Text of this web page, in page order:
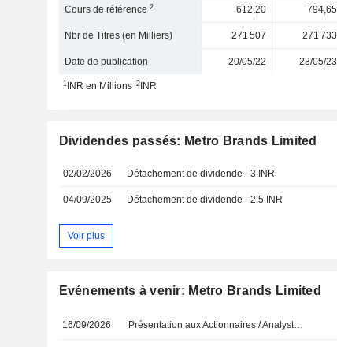
Cours de référence2 612,20 794,65
Nbr de Titres (en Milliers) 271 507 271 733
Date de publication 20/05/22 23/05/23
1INR en Millions 2INR
Dividendes passés: Metro Brands Limited
02/02/2026 Détachement de dividende - 3 INR
04/09/2025 Détachement de dividende - 2.5 INR
Voir plus
Evénements à venir: Metro Brands Limited
16/09/2026 Présentation aux Actionnaires / Analystes